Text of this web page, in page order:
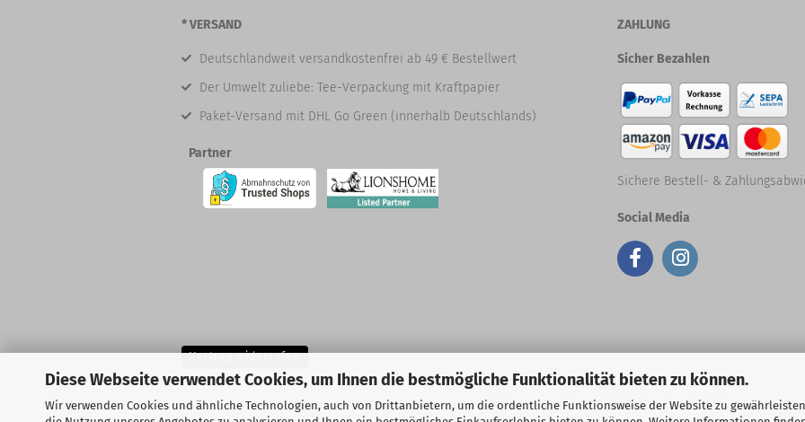
Diese Webseite verwendet Cookies, um Ihnen die bestmögliche Funktionalität bieten zu können.
Wir verwenden Cookies und ähnliche Technologien, auch von Drittanbietern, um die ordentliche Funktionsweise der Website zu
* VERSAND
Deutschlandweit versandkostenfrei ab 49 € Bestellwert
Der Umwelt zuliebe: Tee-Verpackung mit Kraftpapier
Paket-Versand mit DHL Go Green (innerhalb Deutschlands)
Partner
ZAHLUNG
Sicher Bezahlen
Sichere Bestell- &
Social Media
Vertrag widerrufen
Webshop erstellenmit Gambio.de © 2026